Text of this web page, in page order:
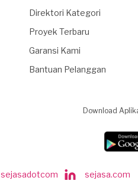
Direktori Kategori
Proyek Terbaru
Garansi Kami
Bantuan Pelanggan
Download
sejasadotcom sejasa.com